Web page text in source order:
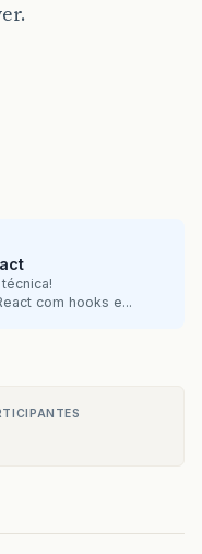
com hooks e...